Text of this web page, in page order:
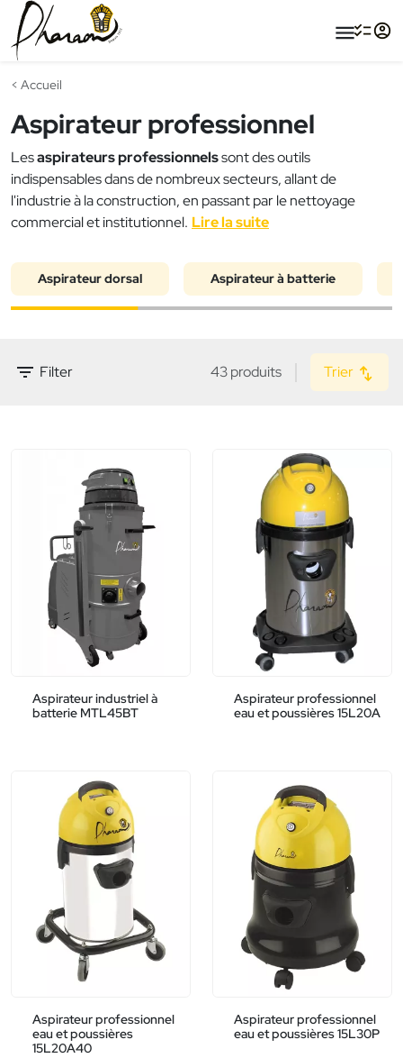
menu
Accueil
Aspirateur professionnel
Lesaspirateurs professionnelssont des outils
indispensables dans de nombreux secteurs, allant de
l'industrie à la construction, en passant par le nettoyage
commercial et institutionnel. Lire la suite
Aspirateur dorsal Aspirateur à batterie
filter_list Filter 43 produits Trier
Aspirateur industriel à
batterie MTL45BT
Aspirateur professionnel
eau et poussières 15L20A
Aspirateur professionnel
eau et poussières
15L20A40
Aspirateur professionnel
eau et poussières 15L30P